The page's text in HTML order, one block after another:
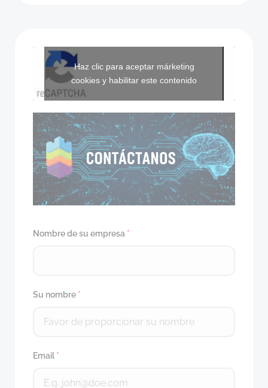
Haz clic para aceptar márketing
cookies y habilitar este contenido
Nombre de su empresa *
Su nombre *
Email *